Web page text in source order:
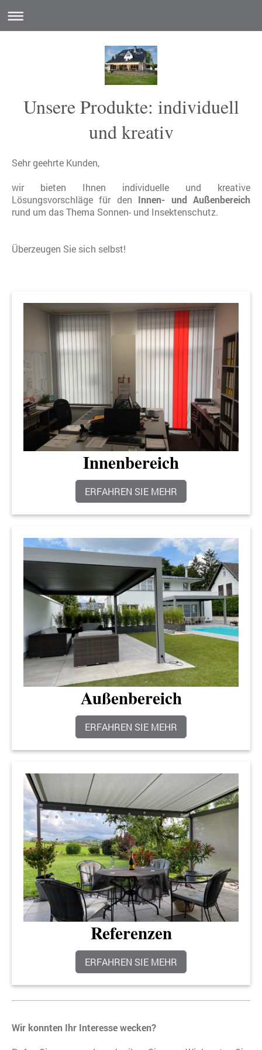
Unsere Produkte: individuell
und kreativ
Sehr geehrte Kunden,
wir bieten Ihnen individuelle und kreative
Lösungsvorschläge für den Innen- und Außenbereich
rund um das Thema Sonnen- und Insektenschutz.
Überzeugen Sie sich selbst!
Innenbereich
ERFAHREN SIE MEHR
Außenbereich
ERFAHREN SIE MEHR
Referenzen
ERFAHREN SIE MEHR
Wir konnten Ihr Interesse wecken?